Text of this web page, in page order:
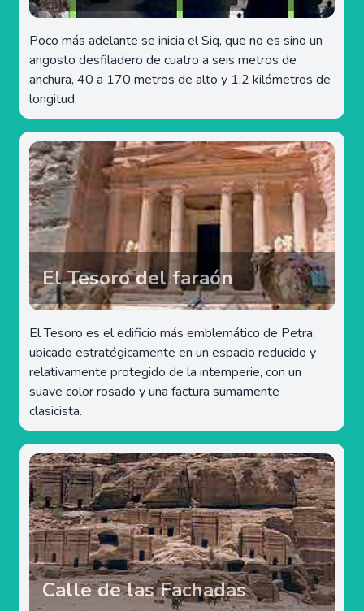
Poco más adelante se inicia el Siq, que no es sino un
angosto desfiladero de cuatro a seis metros de
anchura, 40 a 170 metros de alto y 1,2 kilómetros de
longitud.
El Tesoro del faraón
El Tesoro es el edificio más emblemático de Petra,
ubicado estratégicamente en un espacio reducido y
relativamente protegido de la intemperie, con un
suave color rosado y una factura sumamente
clasicista.
Calle de las Fachadas